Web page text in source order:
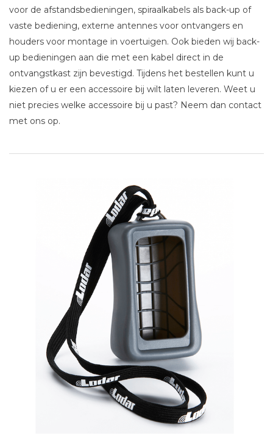
voor de afstandsbedieningen, spiraalkabels als back-up of
vaste bediening, externe antennes voor ontvangers en
houders voor montage in voertuigen. Ook bieden wij back-
up bedieningen aan die met een kabel direct in de
ontvangstkast zijn bevestigd. Tijdens het bestellen kunt u
kiezen of u er een accessoire bij wilt laten leveren. Weet u
niet precies welke accessoire bij u past? Neem dan contact
met ons op.